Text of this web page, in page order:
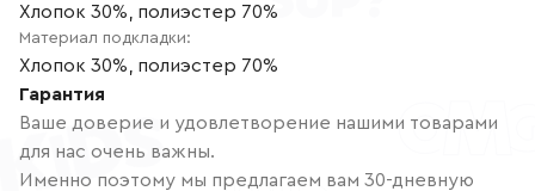
Хлопок 30%, полиэстер 70%
Материал подкладки:
Хлопок 30%, полиэстер 70%
Гарантия
Ваше доверие и удовлетворение нашими товарами
для нас очень важны.
Именно поэтому мы предлагаем вам 30-дневную